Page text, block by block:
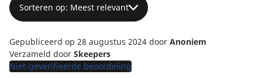
Sorteren op: Meest relevant
Gepubliceerd op 28 augustus 2024 door Anoniem
Verzameld door Skeepers
Niet-geverifieerde beoordeling